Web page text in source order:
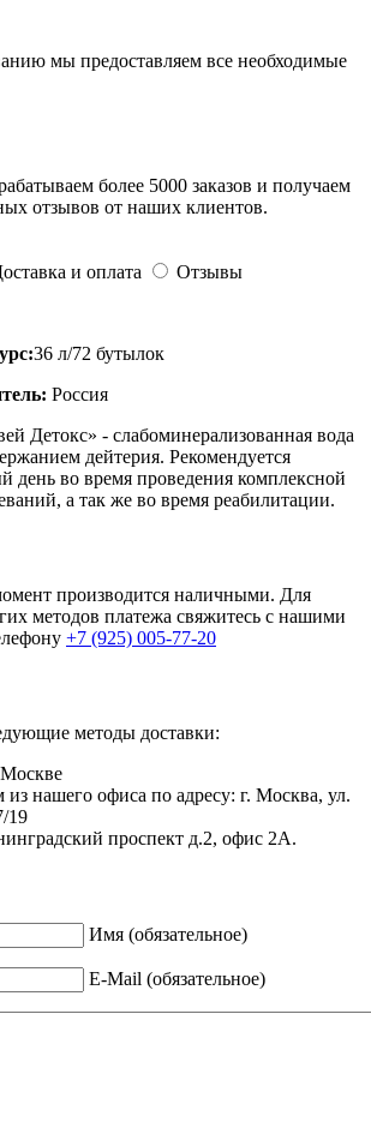
мы предоставляем все необходимые
более 5000 заказов и получаем
отзывов от наших клиентов.
и оплата
Отзывы
36 л/72 бутылок
Россия
Детокс» - слабоминерализованная вода
дейтерия. Рекомендуется
день во время проведения комплексной
а так же во время реабилитации.
производится наличными. Для
методов платежа свяжитесь с нашими
+7 (925) 005-77-20
методы доставки:
нашего офиса по адресу: г. Москва, ул.
19
проспект д.2, офис 2А.
Имя (обязательное)
E-Mail (обязательное)